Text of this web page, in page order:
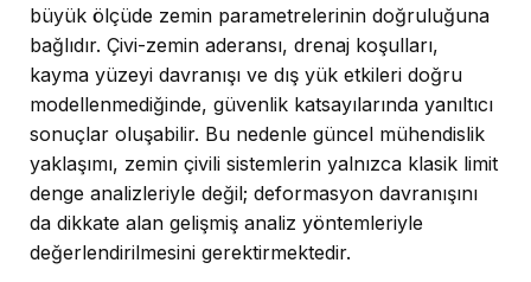
büyük ölçüde zemin parametrelerinin doğruluğuna
bağlıdır. Çivi-zemin aderansı, drenaj koşulları,
kayma yüzeyi davranışı ve dış yük etkileri doğru
modellenmediğinde, güvenlik katsayılarında yanıltıcı
sonuçlar oluşabilir. Bu nedenle güncel mühendislik
yaklaşımı, zemin çivili sistemlerin yalnızca klasik limit
denge analizleriyle değil; deformasyon davranışını
da dikkate alan gelişmiş analiz yöntemleriyle
değerlendirilmesini gerektirmektedir.